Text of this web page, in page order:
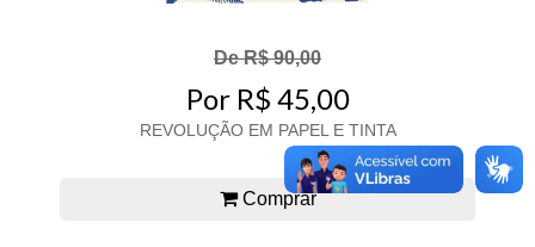
De R$ 90,00
Por R$ 45,00
REVOLUÇÃO EM PAPEL E TINTA
Comprar